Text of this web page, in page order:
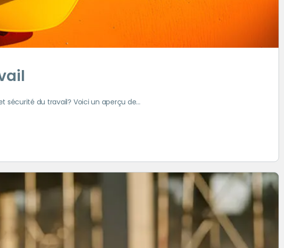
sécurité du travail? Voici un aperçu de…